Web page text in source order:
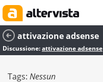
attivazione adsense
Discussione:attivazione adsense
Tags: Nessun